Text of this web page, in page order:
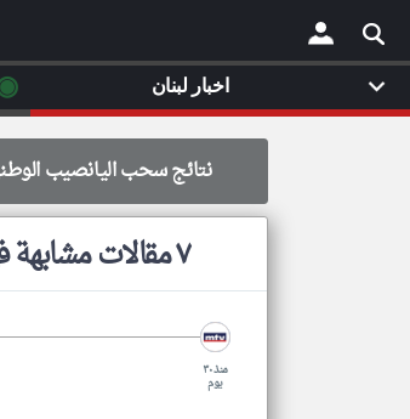
× نتائج سحب اليانصيب
٧ مقالات مشابهة في
منذ ٣٠
يوم
اخبار لبنان